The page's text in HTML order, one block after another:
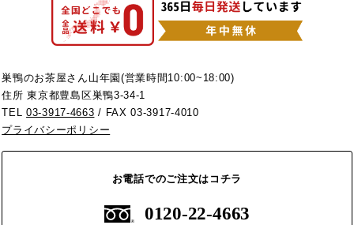
巣鴨のお茶屋さん山年園(営業時間10:00~18:00)
住所 東京都豊島区巣鴨3-34-1
TEL03-3917-4663 / FAX 03-3917-4010
プライバシーポリシー
お電話でのご注文はコチラ
0120-22-4663